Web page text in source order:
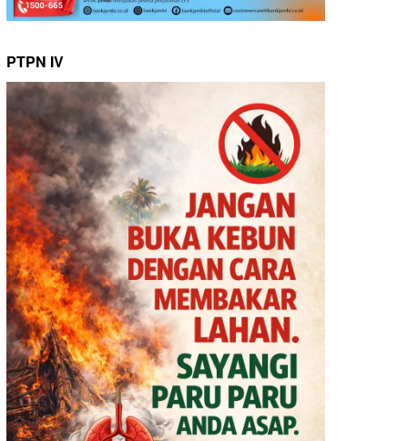
PTPN IV